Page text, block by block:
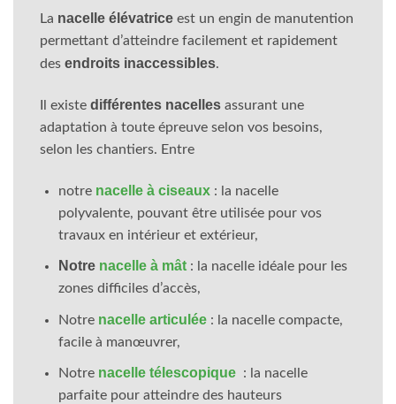
La nacelle élévatrice est un engin de manutention
permettant d’atteindre facilement et rapidement
des endroits inaccessibles.
Il existe différentes nacelles assurant une
adaptation à toute épreuve selon vos besoins,
selon les chantiers. Entre
notre nacelle à ciseaux: la nacelle
polyvalente, pouvant être utilisée pour vos
travaux en intérieur et extérieur,
Notre nacelle à mât: la nacelle idéale pour les
zones difficiles d’accès,
Notre nacelle articulée: la nacelle compacte,
facile à manœuvrer,
Notre nacelle télescopique : la nacelle
parfaite pour atteindre des hauteurs